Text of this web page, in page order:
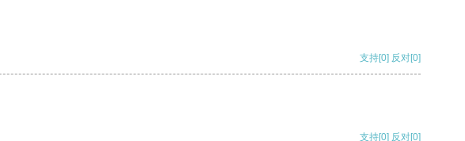
支持[0] 反对[0]
支持[0] 反对[0]